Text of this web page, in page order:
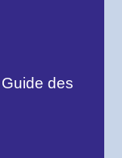
Guide des